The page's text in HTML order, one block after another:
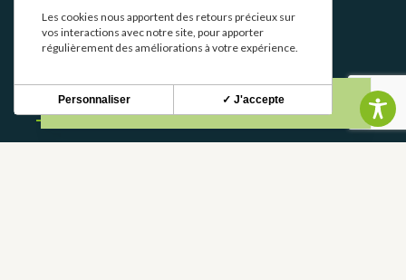
BOLETÍN INFORMATIVO
Les cookies nous apportent des retours précieux sur
vos interactions avec notre site, pour apporter
régulièrement des améliorations à votre expérience.
✓ J'accepte
Personnaliser